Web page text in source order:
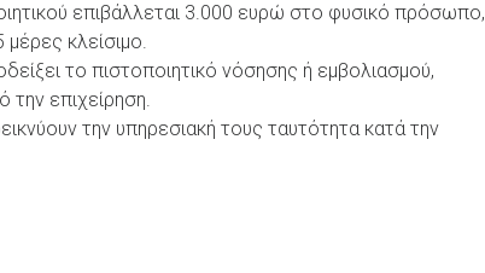
επιβάλλεται 3.000 ευρώ στο φυσικό πρόσωπο,
κλείσιμο.
το πιστοποιητικό νόσησης ή εμβολιασμού,
την επιχείρηση.
την υπηρεσιακή τους ταυτότητα κατά την